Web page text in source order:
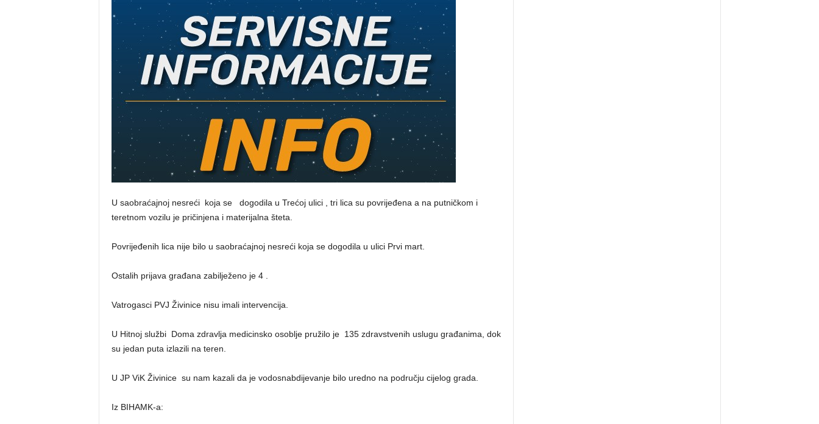
U saobraćajnoj nesreći koja se dogodila u Trećoj ulici , tri lica su povrijeđena a na putničkom i
teretnom vozilu je pričinjena i materijalna šteta.
Povrijeđenih lica nije bilo u saobraćajnoj nesreći koja se dogodila u ulici Prvi mart.
Ostalih prijava građana zabilježeno je 4 .
Vatrogasci PVJ Živinice nisu imali intervencija.
U Hitnoj službi Doma zdravlja medicinsko osoblje pružilo je 135 zdravstvenih uslugu građanima, dok
su jedan puta izlazili na teren.
U JP ViK Živinice su nam kazali da je vodosnabdijevanje bilo uredno na području cijelog grada.
Iz BIHAMK-a: